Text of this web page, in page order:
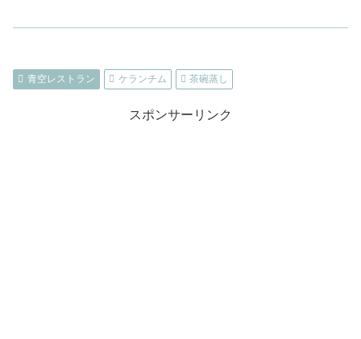
青空レストラン ケランチム 茶碗蒸し
スポンサーリンク